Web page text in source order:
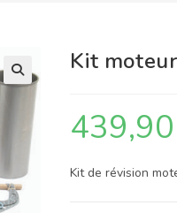
Kit
439,90
Kit de révision